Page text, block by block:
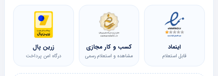
اینماد
قابل استعلام
کسب و کار مجازی
مشاهده و استعلام رسمی
زرین پال
درگاه امن پرداخت